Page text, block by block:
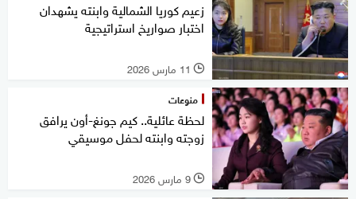
زعيم كوريا الشمالية وابنته يشهدان
اختبار صواريخ استراتيجية
l 11 مارس 2026
منوعات
لحظة عائلية.. كيم جونغ-أون يرافق
زوجته وابنته لحفل موسيقي
l 9 مارس 2026